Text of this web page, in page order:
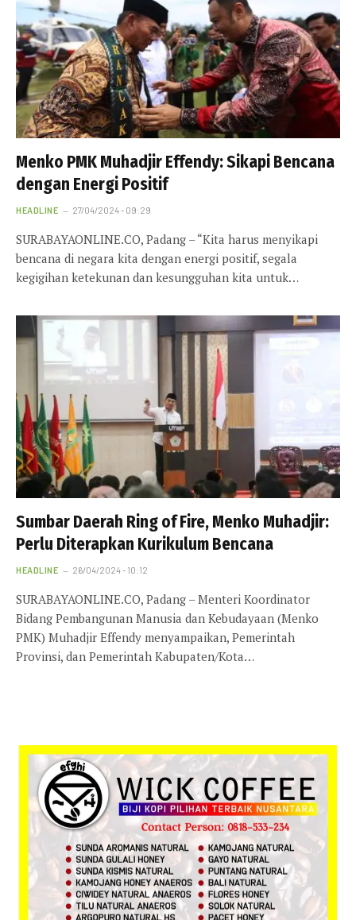
Menko PMK Muhadjir Effendy: Sikapi Bencana
dengan Energi Positif
HEADLINE 27/04/2024 - 09:29
SURABAYAONLINE.CO, Padang – “Kita harus menyikapi
bencana di negara kita dengan energi positif, segala
kegigihan ketekunan dan kesungguhan kita untuk…
Sumbar Daerah Ring of Fire, Menko Muhadjir:
Perlu Diterapkan Kurikulum Bencana
HEADLINE 26/04/2024 - 10:12
SURABAYAONLINE.CO, Padang – Menteri Koordinator
Bidang Pembangunan Manusia dan Kebudayaan (Menko
PMK) Muhadjir Effendy menyampaikan, Pemerintah
Provinsi, dan Pemerintah Kabupaten/Kota…